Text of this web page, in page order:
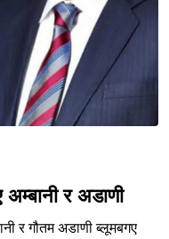
र अडाणी
र गौतम अडाणी ब्लूमबगए